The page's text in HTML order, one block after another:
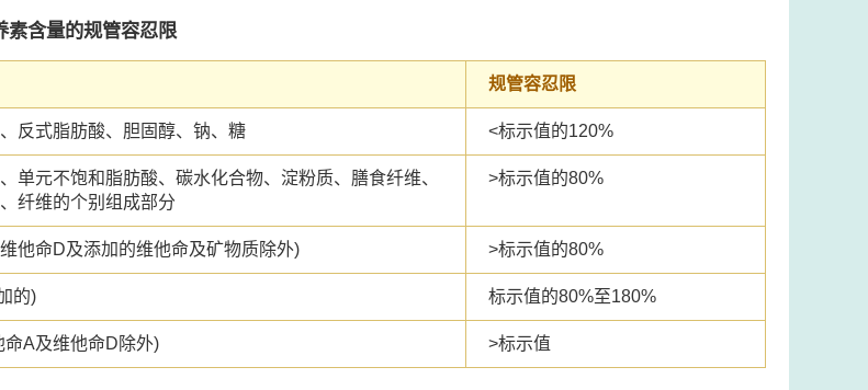
素含量的规管容忍限
规管容忍限
反式脂肪酸、胆固醇、钠、糖 <标示值的120%
单元不饱和脂肪酸、碳水化合物、淀粉质、膳食纤维、
纤维的个别组成部分
>标示值的80%
他命D及添加的维他命及矿物质除外) >标示值的80%
的) 标示值的80%至180%
A及维他命D除外) >标示值